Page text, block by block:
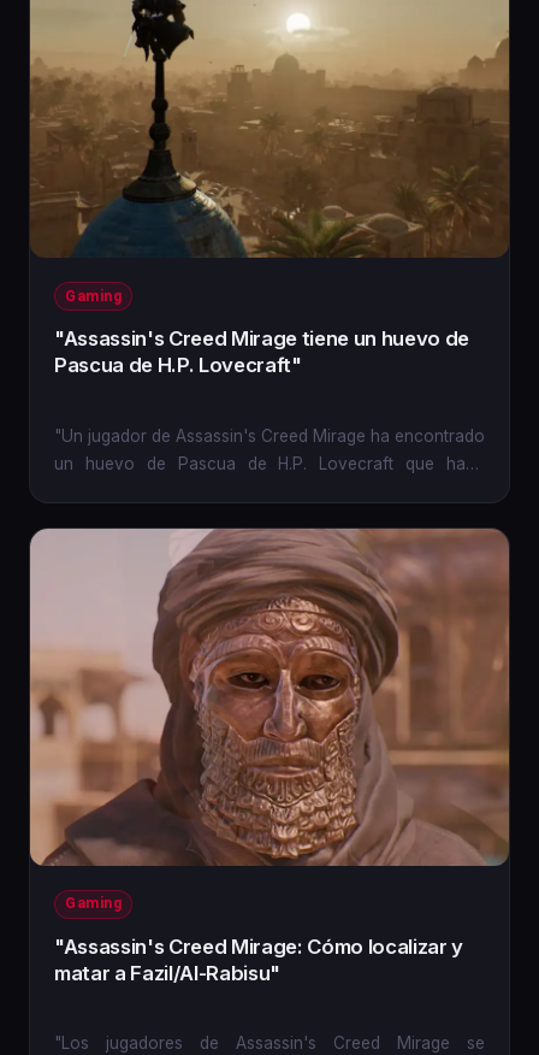
Gaming
"Assassin's Creed Mirage tiene un huevo de
Pascua de H.P. Lovecraft"
"Un jugador de Assassin's Creed Mirage ha encontrado
un huevo de Pascua de H.P. Lovecraft que hace
Gaming
"Assassin's Creed Mirage: Cómo localizar y
matar a Fazil/Al-Rabisu"
"Los jugadores de Assassin's Creed Mirage se